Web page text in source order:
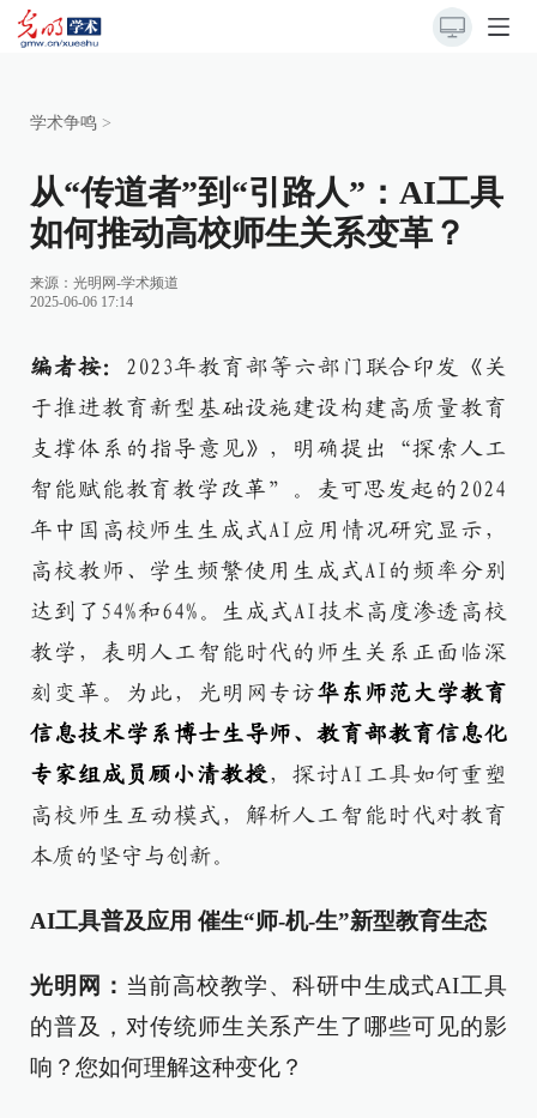
学术争鸣 >
从“传道者”到“引路人”：AI工具
如何推动高校师生关系变革？
来源： 光明网-学术频道
2025-06-06 17:14
编者按： 2023年教育部等六部门联合印发《关
于推进教育新型基础设施建设构建高质量教育
支撑体系的指导意见》，明确提出“探索人工
智能赋能教育教学改革”。麦可思发起的2024
年中国高校师生生成式AI应用情况研究显示，
高校教师、学生频繁使用生成式AI的频率分别
达到了54%和64%。生成式AI技术高度渗透高校
教学，表明人工智能时代的师生关系正面临深
刻变革。为此，光明网专访华东师范大学教育
信息技术学系博士生导师、教育部教育信息化
专家组成员顾小清教授 ，探讨AI工具如何重塑
高校师生互动模式，解析人工智能时代对教育
本质的坚守与创新。
AI工具普及应用 催生“师-机-生”新型教育生态
光明网： 当前高校教学、科研中生成式AI工具
的普及，对传统师生关系产生了哪些可见的影
响？您如何理解这种变化？